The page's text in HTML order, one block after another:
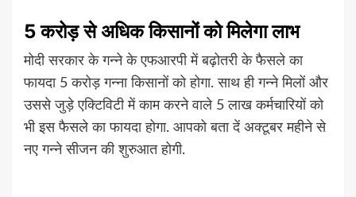
5 करोड़ से अधिक किसानों को मिलेगा लाभ
मोदी सरकार के गन्ने के एफआरपी में बढ़ोतरी के फैसले का
फायदा 5 करोड़ गन्ना किसानों को होगा. साथ ही गन्ने मिलों और
उससे जुड़े एक्टिविटी में काम करने वाले 5 लाख कर्मचारियों को
भी इस फैसले का फायदा होगा. आपको बता दें अक्टूबर महीने से
नए गन्ने सीजन की शुरुआत होगी.